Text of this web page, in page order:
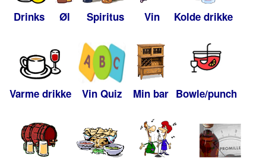
Drinks Øl Spiritus Vin Kolde drikke
Varme drikke Vin Quiz Min bar Bowle/punch